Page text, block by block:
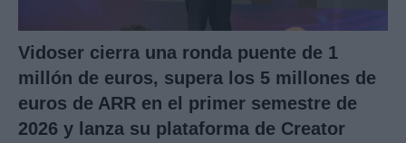
Vidoser cierra una ronda puente de 1
millón de euros, supera los 5 millones de
euros de ARR en el primer semestre de
2026 y lanza su plataforma de Creator